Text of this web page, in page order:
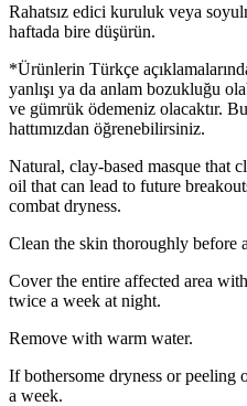
Rahatsız edici kuruluk veya
haftada bire düşürün.
*Ürünlerin Türkçe
yanlışı ya da anlam bozukluğu
ve gümrük ödemeniz olacaktır.
hattımızdan öğrenebilirsiniz.
Natural, clay-based masque that
oil that can lead to future
combat dryness.
Clean the skin thoroughly before
Cover the entire affected area
twice a week at night.
Remove with warm water.
If bothersome dryness or peeling
a week.